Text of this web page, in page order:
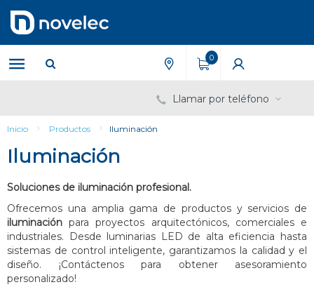
contenido
menú
de
navegación
0
Llamar por teléfono
Inicio Productos Iluminación
Iluminación
Soluciones de iluminación profesional.
Ofrecemos una amplia gama de productos y servicios de
iluminación para proyectos arquitectónicos, comerciales e
industriales. Desde luminarias LED de alta eficiencia hasta
sistemas de control inteligente, garantizamos la calidad y el
diseño. ¡Contáctenos para obtener asesoramiento
personalizado!